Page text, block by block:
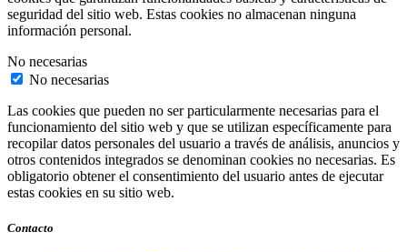
seguridad del sitio web. Estas cookies no almacenan ninguna
información personal.
No necesarias
No necesarias
Las cookies que pueden no ser particularmente necesarias para el
funcionamiento del sitio web y que se utilizan específicamente para
recopilar datos personales del usuario a través de análisis, anuncios y
otros contenidos integrados se denominan cookies no necesarias. Es
obligatorio obtener el consentimiento del usuario antes de ejecutar
estas cookies en su sitio web.
Contacto